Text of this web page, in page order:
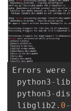
Errors were
python3-
python3-
libglib2 . 0-